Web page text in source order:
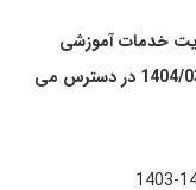
خدمات آموزشی
از تاریخ 1404/03/25 در دسترس می